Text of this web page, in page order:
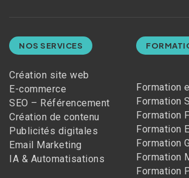
NOS SERVICES
Création site web
E-commerce
SEO – Référencement
Création de contenu
Publicités digitales
Email Marketing
IA & Automatisations
Formation
Formation
Formation
Formation
Formation
Formation
Formation